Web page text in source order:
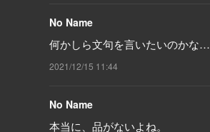
No Name
何かしら文句を言いたいのかな…
2021/12/15 11:44
No Name
本当に、品がないよね。